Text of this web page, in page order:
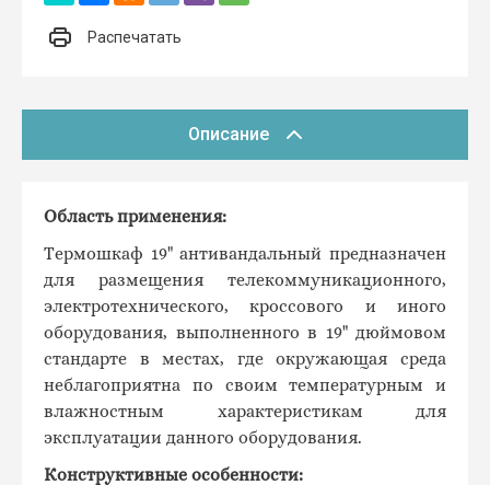
Распечатать
Описание
Областьприменения:
Термошкаф 19" антивандальный предназначен
для размещения телекоммуникационного,
электротехнического, кроссового и иного
оборудования, выполненного в 19" дюймовом
стандарте в местах, где окружающая среда
неблагоприятна по своим температурным и
влажностным характеристикам для
эксплуатации данного оборудования.
Конструктивные особенности: